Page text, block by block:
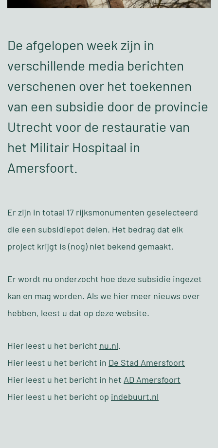
De afgelopen week zijn in
verschillende media berichten
verschenen over het toekennen
van een subsidie door de provincie
Utrecht voor de restauratie van
het Militair Hospitaal in
Amersfoort.
Er zijn in totaal 17 rijksmonumenten geselecteerd
die een subsidiepot delen. Het bedrag dat elk
project krijgt is (nog) niet bekend gemaakt.
Er wordt nu onderzocht hoe deze subsidie ingezet
kan en mag worden. Als we hier meer nieuws over
hebben, leest u dat op deze website.
Hier leest u het bericht nu.nl.
Hier leest u het bericht in De Stad Amersfoort
Hier leest u het bericht in het AD Amersfoort
Hier leest u het bericht op indebuurt.nl